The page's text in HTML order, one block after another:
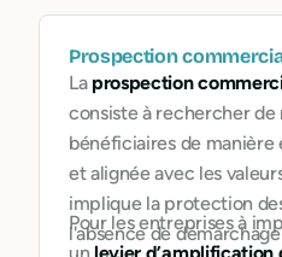
leur contribution.
Prospection
La prospection
consiste à rechercher de
bénéficiaires de
et alignée avec les
implique la protection
l'absence de
Pour les entreprises à